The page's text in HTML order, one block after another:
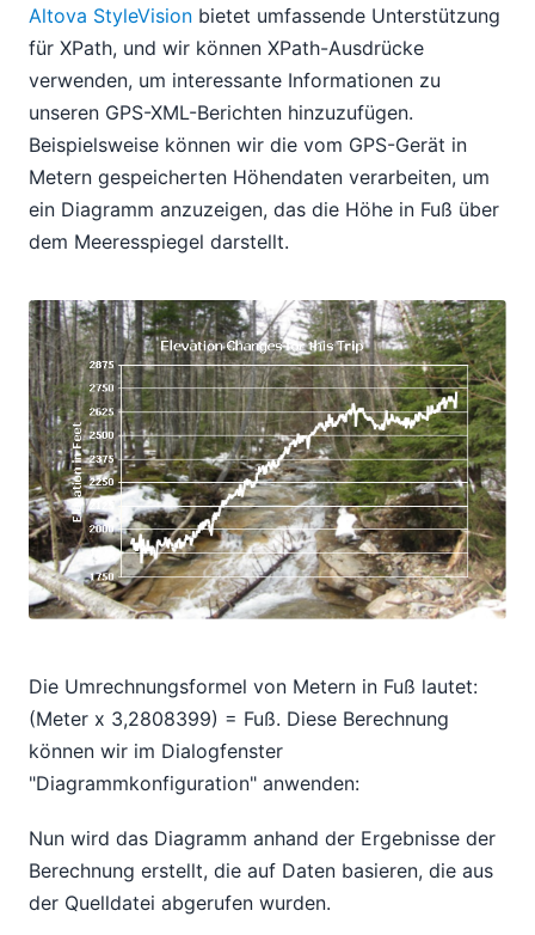
Altova StyleVision bietet umfassende Unterstützung
für XPath, und wir können XPath-Ausdrücke
verwenden, um interessante Informationen zu
unseren GPS-XML-Berichten hinzuzufügen.
Beispielsweise können wir die vom GPS-Gerät in
Metern gespeicherten Höhendaten verarbeiten, um
ein Diagramm anzuzeigen, das die Höhe in Fuß über
dem Meeresspiegel darstellt.
Die Umrechnungsformel von Metern in Fuß lautet:
(Meter x 3,2808399) = Fuß. Diese Berechnung
können wir im Dialogfenster
"Diagrammkonfiguration" anwenden:
Nun wird das Diagramm anhand der Ergebnisse der
Berechnung erstellt, die auf Daten basieren, die aus
der Quelldatei abgerufen wurden.